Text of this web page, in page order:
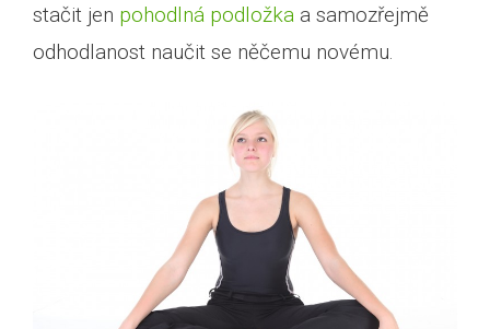
stačit jen pohodlná podložka a samozřejmě
odhodlanost naučit se něčemu novému.